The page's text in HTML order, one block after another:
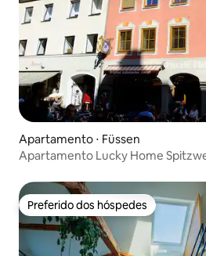
Apartamento ⋅ Füssen
Apartamento Lucky Home
Preferido dos hóspedes
Preferido dos hóspedes